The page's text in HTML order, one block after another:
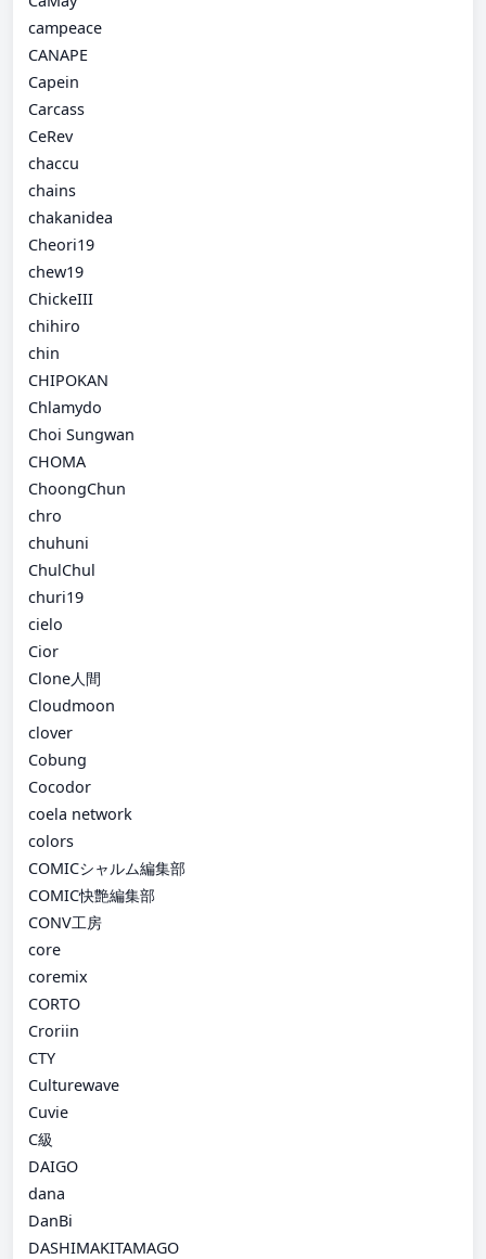
campeace
CANAPE
Capein
Carcass
CeRev
chaccu
chains
chakanidea
Cheori19
chew19
ChickeIII
chihiro
chin
CHIPOKAN
Chlamydo
Choi Sungwan
CHOMA
ChoongChun
chro
chuhuni
ChulChul
churi19
cielo
Cior
Clone人間
Cloudmoon
clover
Cobung
Cocodor
coela network
colors
COMICシャルム編集部
COMIC快艶編集部
CONV工房
core
coremix
CORTO
Croriin
CTY
Culturewave
Cuvie
C級
DAIGO
dana
DanBi
DASHIMAKITAMAGO